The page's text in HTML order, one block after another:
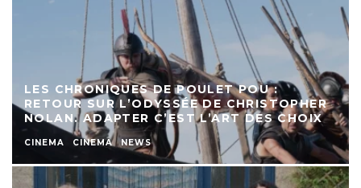
LES CHRONIQUES DE POULET POU :
RETOUR SUR L’ODYSSÉE DE CHRISTOPHER
NOLAN. ADAPTER C’EST L’ART DES CHOIX
CINEMA CINEMA NEWS